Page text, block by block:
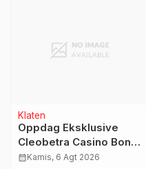
Klaten
Oppdag Eksklusive
Cleobetra Casino Bonus
Koder og Sikre
calendar_monthKamis, 6 Agt 2026